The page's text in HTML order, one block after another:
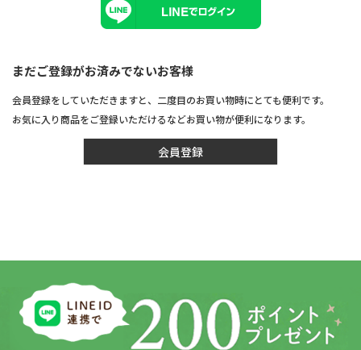
まだご登録がお済みでないお客様
会員登録をしていただきますと、二度目のお買い物時にとても便利です。
お気に入り商品をご登録いただけるなどお買い物が便利になります。
会員登録